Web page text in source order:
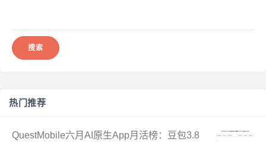
热门推荐
QuestMobile六月AI原生App月活榜：豆包3.8